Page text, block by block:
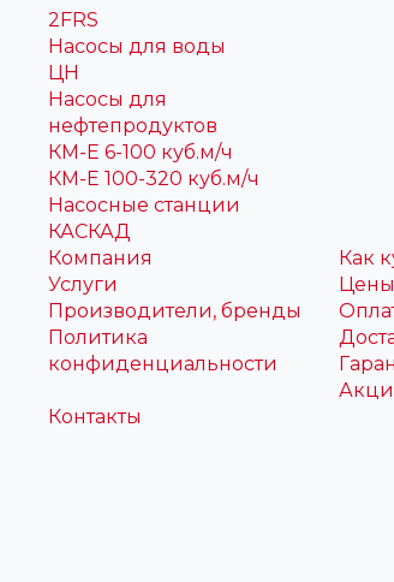
2FRS
Насосы для воды
ЦН
Насосы для
нефтепродуктов
КМ-Е 6-100 куб.м/ч
КМ-Е 100-320 куб.м/ч
Насосные станции
КАСКАД
Компания
Услуги
Производители, бренды
Политика
конфиденциальности
Как
Цены
Контакты